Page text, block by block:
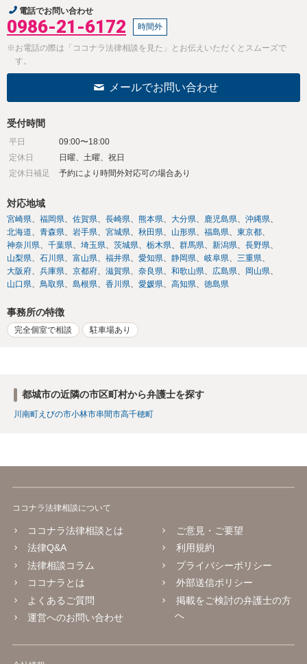
電話でお問い合わせ
0986-21-6172 時間外
※お電話の際は「ココナラ法律相談を見た」とお伝えいただくとスムーズで
す。
メールでお問い合わせ
受付時間
平日
09:00〜18:00
定休日
日曜、土曜、祝日
定休日補足
予約により時間外対応可の場合あり
対応地域
宮崎県 福岡県 佐賀県 長崎県 熊本県 大分県 鹿児島県
沖縄県
北海道
青森県 岩手県 宮城県 秋田県 山形県 福島県
東京都
神奈川県
千葉県 埼玉県 茨城県 栃木県 群馬県 新潟県
長野県
山梨県
石川県 富山県 福井県 愛知県 静岡県 岐阜県
三重県
大阪府
兵庫県 京都府 滋賀県 奈良県 和歌山県 広島県
岡山県
山口県
鳥取県 島根県 香川県 愛媛県 高知県 徳島県
事務所の特徴
完全個室で相談 駐車場あり
都城市の近隣の市区町村から弁護士を探す
川南町えびの市小林市串間市高千穂町
ココナラ法律相談について
ココナラ法律相談とは
法律Q&A
法律相談コラム
ココナラとは
よくあるご質問
運営へのお問い合わせ
ご意見・ご要望
利用規約
プライバシーポリシー
外部送信ポリシー
掲載をご検討の弁護士の方
へ